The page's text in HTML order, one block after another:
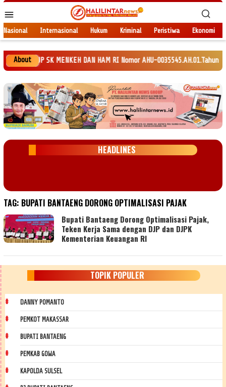
ke
kontenMobile
Nasional Internasional Hukum Kriminal Peristiwa Ekonomi
About
GROUP SK MENKEH DAN HAM RI Nomor AHU-0035545.AH.01.Tahun
HEADLINES
TAG: BUPATI BANTAENG DORONG OPTIMALISASI PAJAK
Bupati Bantaeng Dorong Optimalisasi Pajak,
Teken Kerja Sama dengan DJP dan DJPK
Kementerian Keuangan RI
TOPIK POPULER
DANNY POMANTO
PEMKOT MAKASSAR
BUPATI BANTAENG
PEMKAB GOWA
KAPOLDA SULSEL